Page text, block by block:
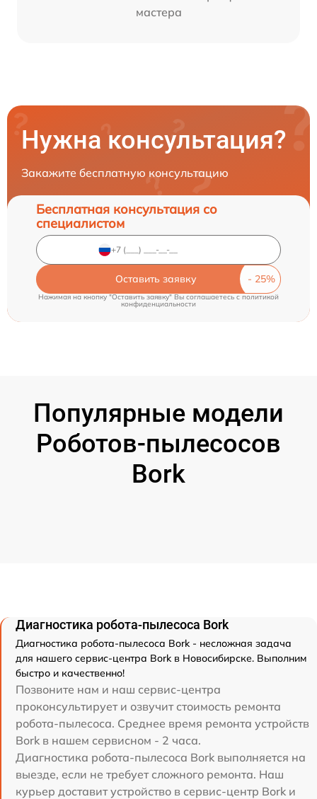
мастера
Нужна консультация?
Закажите бесплатную консультацию
Бесплатная консультация со
специалистом
Оставить заявку
Нажимая на кнопку "Оставить заявку" Вы соглашаетесь cполитикой
конфиденциальности
Популярные модели
Роботов-пылесосов
Bork
Диагностика робота-пылесоса Bork
Диагностика робота-пылесоса Bork - несложная задача
для нашего сервис-центра Bork в Новосибирске. Выполним
быстро и качественно!
Позвоните нам и наш сервис-центра
проконсультирует и озвучит стоимость ремонта
робота-пылесоса. Среднее время ремонта устройств
Bork в нашем сервисном - 2 часа.
Диагностика робота-пылесоса Bork выполняется на
выезде, если не требует сложного ремонта. Наш
курьер доставит устройство в сервис-центр Bork и